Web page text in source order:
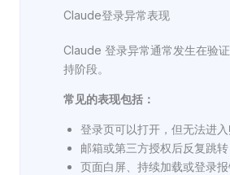
Claude登录异常表现
Claude 登录异常通常发生在验
持阶段。
常见的表现包括：
登录页可以打开，但无法进
邮箱或第三方授权后反复跳转
页面白屏、持续加载或登录